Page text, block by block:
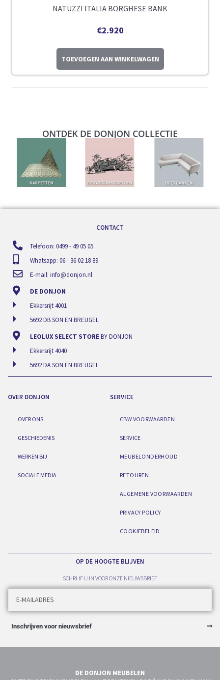
NATUZZI ITALIA BORGHESE BANK
€2.920
TOEVOEGEN AAN WINKELWAGEN
ONTDEK DE DONJON COLLECTIE
CONTACT
Telefoon: 0499 - 49 05 05
Whatsapp: 06 - 36 02 18 89
E-mail: info@donjon.nl
DE DONJON
Ekkersrijt 4001
5692 DB SON EN BREUGEL
LEOLUX SELECT STOREBY DONJON
Ekkersrijt 4040
5692 DA SON EN BREUGEL
OVER DONJON
OVER ONS
GESCHIEDENIS
WERKEN BIJ
SOCIALE MEDIA
SERVICE
CBW VOORWAARDEN
SERVICE
MEUBELONDERHOUD
RETOUREN
ALGEMENE VOORWAARDEN
PRIVACY POLICY
COOKIEBELEID
OP DE HOOGTE BLIJVEN
SCHRIJF U IN VOOR ONZE NIEUWSBRIEF
Inschrijven voor nieuwsbrief
DE DONJON MEUBELEN